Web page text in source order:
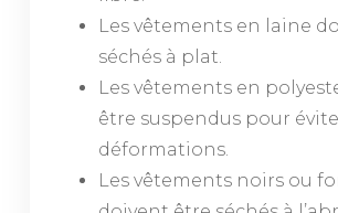
Les vêtements en laine
séchés à plat.
Les vêtements en
être suspendus pour
déformations.
Les vêtements noirs ou